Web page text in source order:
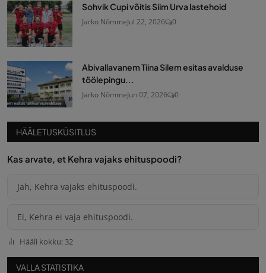
Sohvik Cupi võitis Siim Urva lastehoid
Jarko NõmmeJul 22, 2026 0
Abivallavanem Tiina Silem esitas avalduse
töölepingu...
Jarko NõmmeJun 07, 2026 0
HÄÄLETUSKÜSITLUS
Kas arvate, et Kehra vajaks ehituspoodi?
Jah, Kehra vajaks ehituspoodi.
Ei, Kehra ei vaja ehituspoodi.
Hääli kokku: 32
VALLA STATISTIKA